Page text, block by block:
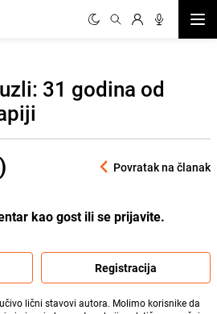
31 godina od
Povratak na članak
kao gost ili se prijavite.
Registracija
lični stavovi autora. Molimo korisnike da